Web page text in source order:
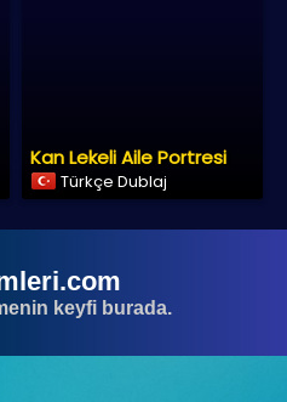
Kan Lekeli Aile Portresi
Türkçe Dublaj
keyfi burada.